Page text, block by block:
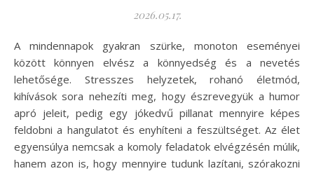
2026.05.17.
A mindennapok gyakran szürke, monoton eseményei
között könnyen elvész a könnyedség és a nevetés
lehetősége. Stresszes helyzetek, rohanó életmód,
kihívások sora nehezíti meg, hogy észrevegyük a humor
apró jeleit, pedig egy jókedvű pillanat mennyire képes
feldobni a hangulatot és enyhíteni a feszültséget. Az élet
egyensúlya nemcsak a komoly feladatok elvégzésén múlik,
hanem azon is, hogy mennyire tudunk lazítani, szórakozni